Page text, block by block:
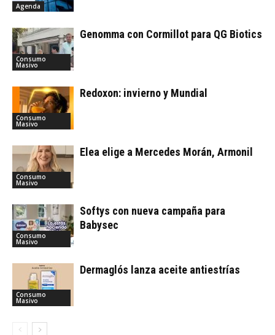
Agenda
Consumo
Masivo
Genomma con Cormillot para QG Biotics
Consumo
Masivo
Redoxon: invierno y Mundial
Consumo
Masivo
Elea elige a Mercedes Morán, Armonil
Consumo
Masivo
Softys con nueva campaña para
Babysec
Consumo
Masivo
Dermaglós lanza aceite antiestrías